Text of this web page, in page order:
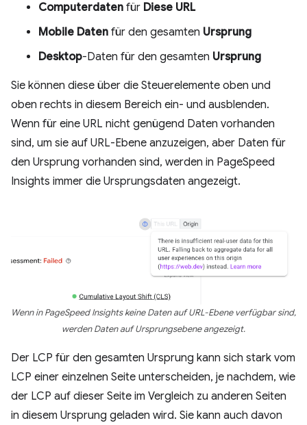
Computerdaten für Diese URL
Mobile Daten für den gesamten Ursprung
Desktop-Daten für den gesamten Ursprung
Sie können diese über die Steuerelemente oben und
oben rechts in diesem Bereich ein- und ausblenden.
Wenn für eine URL nicht genügend Daten vorhanden
sind, um sie auf URL-Ebene anzuzeigen, aber Daten für
den Ursprung vorhanden sind, werden in PageSpeed
Insights immer die Ursprungsdaten angezeigt.
Wenn in PageSpeed Insights keine Daten auf URL-Ebene verfügbar sind,
werden Daten auf Ursprungsebene angezeigt.
Der LCP für den gesamten Ursprung kann sich stark vom
LCP einer einzelnen Seite unterscheiden, je nachdem, wie
der LCP auf dieser Seite im Vergleich zu anderen Seiten
in diesem Ursprung geladen wird. Sie kann auch davon